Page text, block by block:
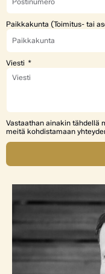
Paikkakunta (Toimitus- tai
Viesti
Vastaathan ainakin tähdellä
meitä kohdistamaan